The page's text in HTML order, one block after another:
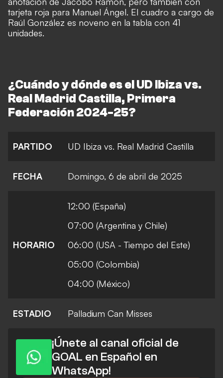
tarjeta roja para Manuel Ángel. El cuadro a cargo de
Raúl González es noveno en la tabla con 41
unidades.
¿Cuándo y dónde es el UD Ibiza vs.
Real Madrid Castilla, Primera
Federación 2024-25?
PARTIDO UD Ibiza vs. Real Madrid Castilla
FECHA Domingo, 6 de abril de 2025
HORARIO
12:00 (España)
07:00 (Argentina y Chile)
06:00 (USA - Tiempo del Este)
05:00 (Colombia)
04:00 (México)
ESTADIO Palladium Can Misses
¡Únete al canal oficial de
GOAL en Español en
WhatsApp!